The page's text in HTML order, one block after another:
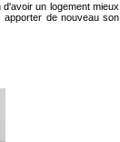
un logement mieux
apporter de nouveau son